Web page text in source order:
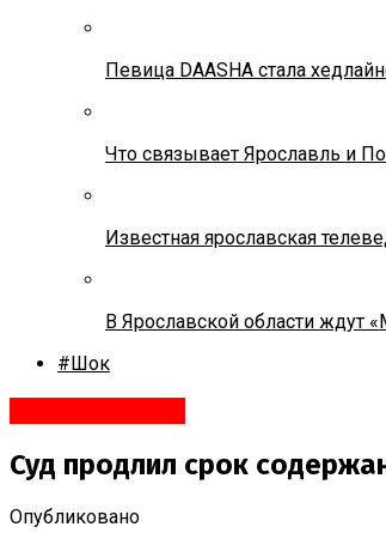
Певица DAASHA стала
Что связывает Ярославль и
Известная ярославская
В Ярославской области ждут
#Шок
Суд продлил срок
Опубликовано